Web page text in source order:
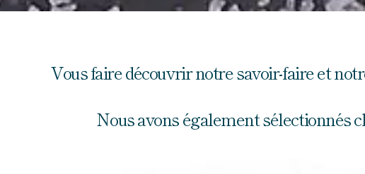
Vous faire découvrir notre savoir-faire et
Nous avons également sélectionnés